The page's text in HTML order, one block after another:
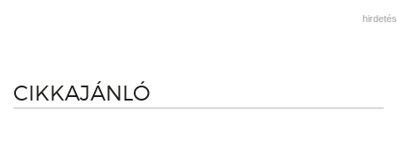
hirdetés
CIKKAJÁNLÓ